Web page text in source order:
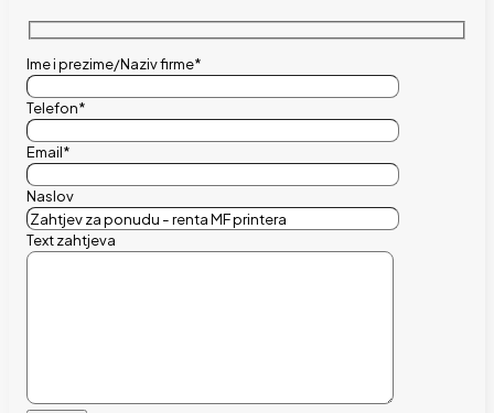
Ime i prezime/Naziv firme*
Telefon*
Email*
Naslov
Text zahtjeva